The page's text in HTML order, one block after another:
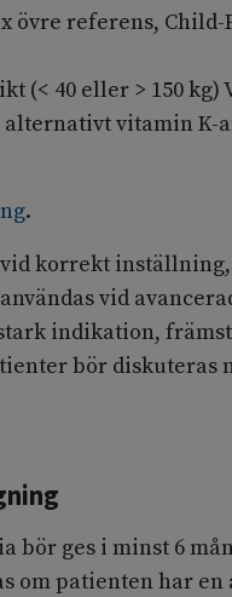
referens, Child-
(< 40 eller > 150 kg)
vitamin K-
.
korrekt
vid
indikation,
bör diskuteras
bör ges i minst 6
om patienten har en